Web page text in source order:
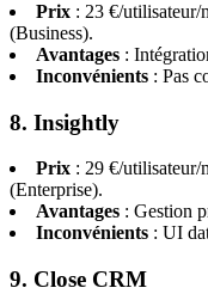
Prix : 23 €/utilisateur/
(Business).
Avantages :
Inconvénients : Pas
8. Insightly
Prix : 29 €/utilisateur/
(Enterprise).
Avantages : Gestion
Inconvénients : UI
9. Close CRM